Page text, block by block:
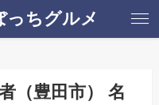
っちグルメ
（豊田市） 名